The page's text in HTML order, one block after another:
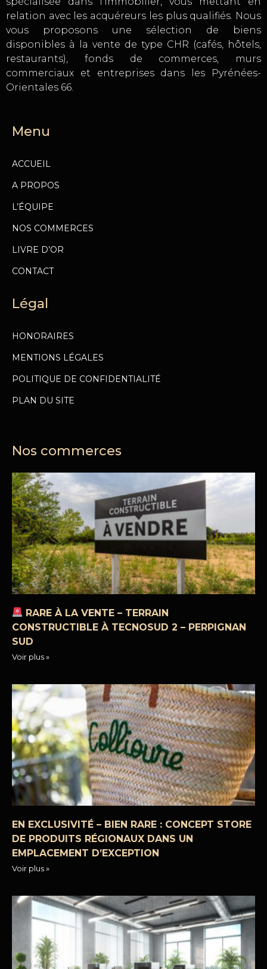
relation avec les acquéreurs les plus qualifiés. Nous
vous proposons une sélection de biens
disponibles à la vente de type CHR (cafés, hôtels,
restaurants), fonds de commerces, murs
commerciaux et entreprises dans les Pyrénées-
Orientales 66.
Menu
ACCUEIL
A PROPOS
L’ÉQUIPE
NOS COMMERCES
LIVRE D’OR
CONTACT
Légal
HONORAIRES
MENTIONS LÉGALES
POLITIQUE DE CONFIDENTIALITÉ
PLAN DU SITE
Nos commerces
RARE À LA VENTE – TERRAIN
CONSTRUCTIBLE À TECNOSUD 2 – PERPIGNAN
SUD
Voir plus »
EN EXCLUSIVITÉ – BIEN RARE : CONCEPT STORE
DE PRODUITS RÉGIONAUX DANS UN
EMPLACEMENT D’EXCEPTION
Voir plus »